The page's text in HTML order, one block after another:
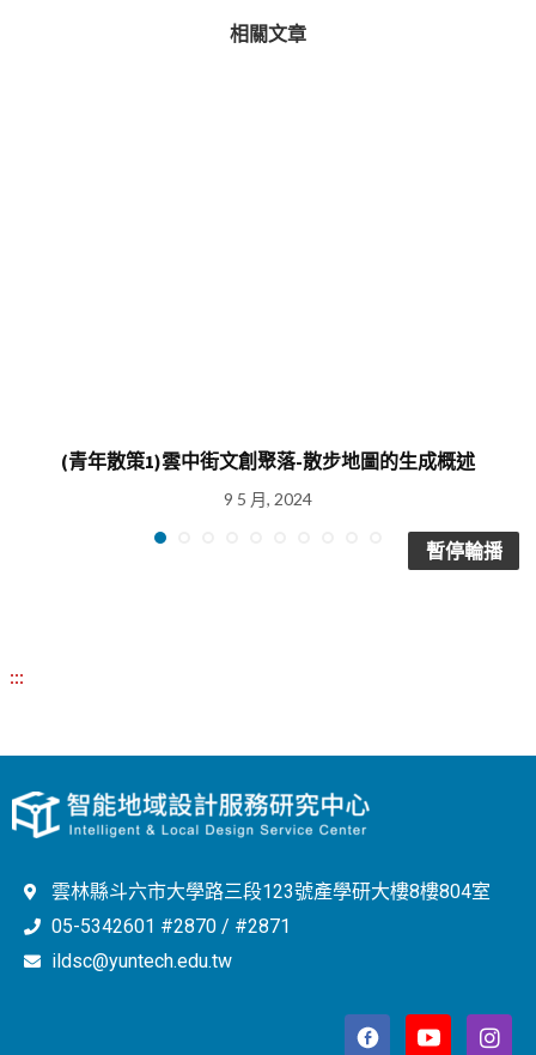
相關文章
(青年散策1)雲中街文創聚落-散步地圖的生成概述
9 5 月, 2024
暫停輪播
:::
雲林縣斗六市大學路三段123號產學研大樓8樓804室
05-5342601 #2870 / #2871
ildsc@yuntech.edu.tw